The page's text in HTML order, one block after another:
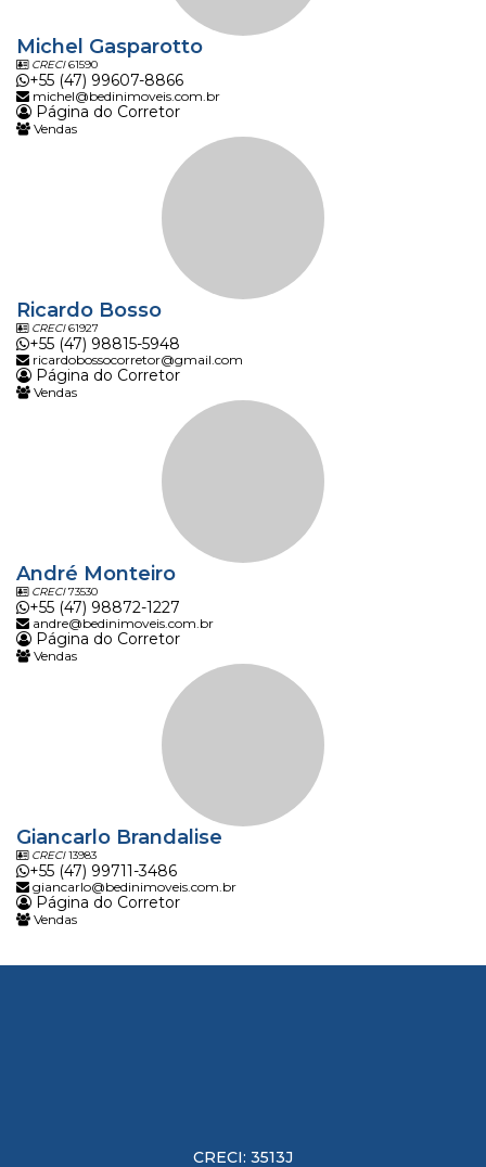
Michel Gasparotto
CRECI61590
+55 (47) 99607-8866
michel@bedinimoveis.com.br
Página do Corretor
Vendas
Ricardo Bosso
CRECI61927
+55 (47) 98815-5948
ricardobossocorretor@gmail.com
Página do Corretor
Vendas
André Monteiro
CRECI73530
+55 (47) 98872-1227
andre@bedinimoveis.com.br
Página do Corretor
Vendas
Giancarlo Brandalise
CRECI13983
+55 (47) 99711-3486
giancarlo@bedinimoveis.com.br
Página do Corretor
Vendas
CRECI: 3513J